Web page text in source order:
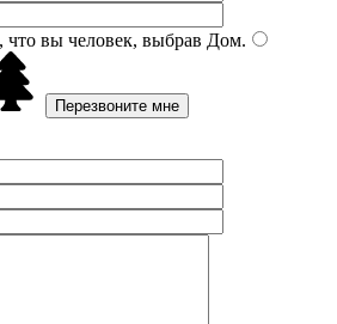
вы человек, выбрав Дом.